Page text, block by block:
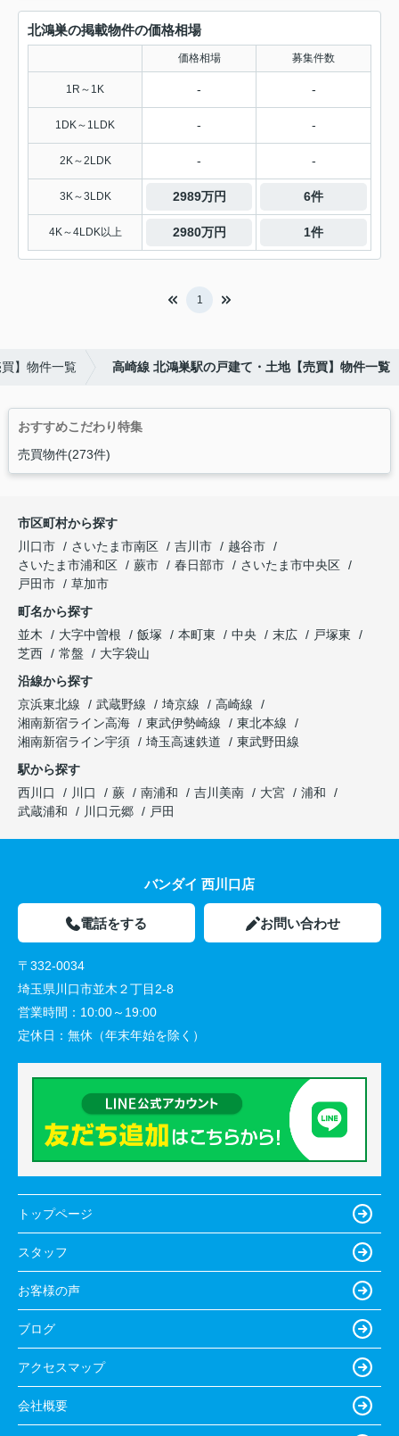
北鴻巣の掲載物件の価格相場
価格相場 募集件数
1R～1K - -
1DK～1LDK - -
2K～2LDK - -
3K～3LDK 2989万円 6件
4K～4LDK以上 2980万円 1件
1
】物件一覧 高崎線 北鴻巣駅の戸建て・土地【売買】物件一覧
おすすめこだわり特集
売買物件(273件)
市区町村から探す
川口市
さいたま市南区 吉川市
越谷市
さいたま市浦和区
蕨市 春日部市
さいたま市中央区
戸田市
草加市
町名から探す
並木
大字中曽根 飯塚 本町東 中央 末広
戸塚東
芝西
常盤
大字袋山
沿線から探す
京浜東北線
武蔵野線 埼京線
高崎線
湘南新宿ライン高海
東武伊勢崎線
東北本線
湘南新宿ライン宇須
埼玉高速鉄道
東武野田線
駅から探す
西川口
川口 蕨 南浦和 吉川美南 大宮
浦和
武蔵浦和
川口元郷 戸田
バンダイ 西川口店
電話をする お問い合わせ
〒332-0034
埼玉県川口市並木２丁目2-8
営業時間： 10:00～19:00
定休日： 無休（年末年始を除く）
トップページ
スタッフ
お客様の声
ブログ
アクセスマップ
会社概要